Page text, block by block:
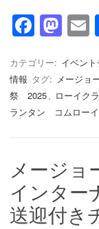
F
c
e
b
k
M
st
o
d
n
カテゴリー: イベン
情報 タグ: メージ
祭 2025, ローイ
ランタン コムローイ
メージョ
インター
送迎付き